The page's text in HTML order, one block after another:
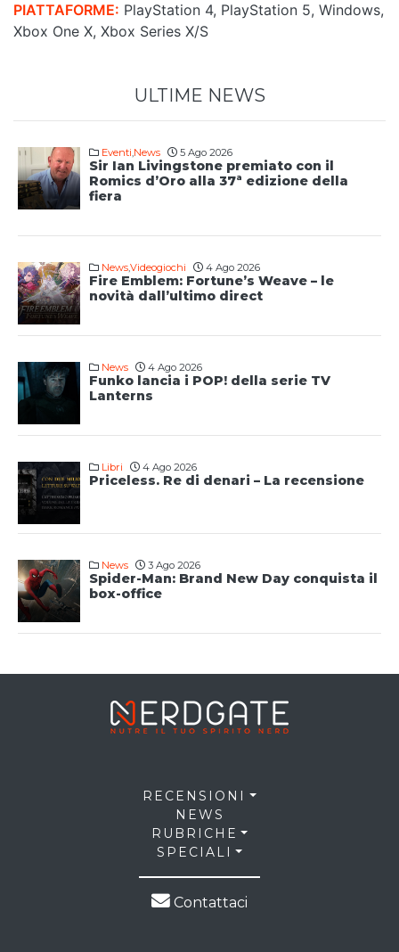
PIATTAFORME: PlayStation 4, PlayStation 5, Windows,
Xbox One X, Xbox Series X/S
ULTIME NEWS
Eventi,News 5 Ago 2026
Sir Ian Livingstone premiato con il
Romics d’Oro alla 37ª edizione della
fiera
News,Videogiochi 4 Ago 2026
Fire Emblem: Fortune’s Weave – le
novità dall’ultimo direct
News 4 Ago 2026
Funko lancia i POP! della serie TV
Lanterns
Libri 4 Ago 2026
Priceless. Re di denari – La recensione
News 3 Ago 2026
Spider-Man: Brand New Day conquista il
box-office
RECENSIONI
NEWS
RUBRICHE
SPECIALI
Contattaci